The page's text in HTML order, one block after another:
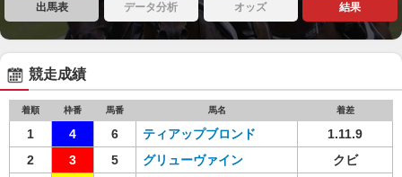
出馬表 データ分析 オッズ 結果
競走成績
着順 枠番 馬番 馬名 着差
1 4 6 ティアップブロンド
1.11.9
2
3 5 グリューヴァイン
クビ